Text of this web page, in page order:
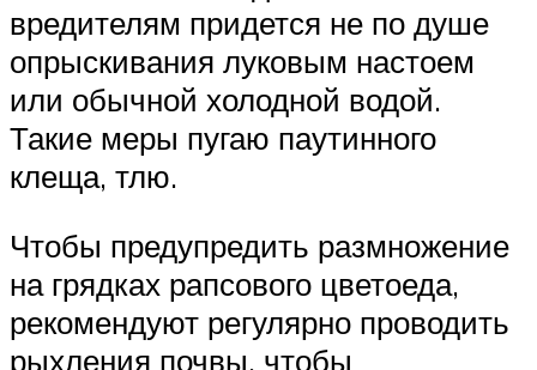
вредителям придется не по душе
опрыскивания луковым настоем
или обычной холодной водой.
Такие меры пугаю паутинного
клеща, тлю.
Чтобы предупредить размножение
на грядках рапсового цветоеда,
рекомендуют регулярно проводить
рыхления почвы, чтобы